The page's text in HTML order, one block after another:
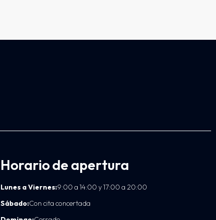
Horario de apertura
Lunes a Viernes:9:00 a 14:00 y 17:00 a 20:00
Sábado:Con cita concertada